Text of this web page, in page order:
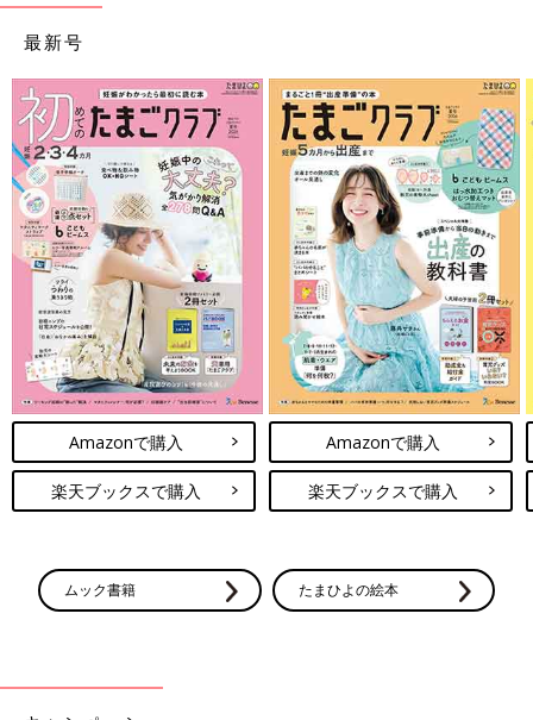
最新号
Amazonで購入
楽天ブックスで購入
Amazonで購入
楽天ブックスで購入
ムック書籍 たまひよの絵本